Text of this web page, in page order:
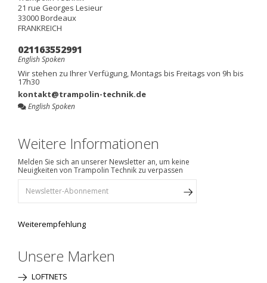
21 rue Georges Lesieur
33000Bordeaux
FRANKREICH
021163552991
English Spoken
Wir stehen zu Ihrer Verfügung, Montags bis Freitags von 9h bis
17h30
kontakt@trampolin-technik.de
English Spoken
Weitere Informationen
Melden Sie sich an unserer Newsletter an, um keine
Neuigkeiten von Trampolin Technik zu verpassen
Weiterempfehlung
Unsere Marken
LOFTNETS